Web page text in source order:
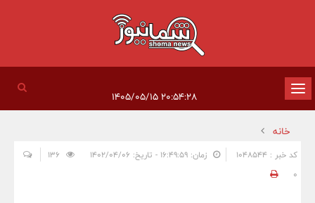
تغییر
وضعیت
ناوبری
خانه
کد خبر : 1048544 زمان: ۱۶:۴۹:۵۹ - تاریخ: ۱۴۰۲/۰۴/۰۶
0